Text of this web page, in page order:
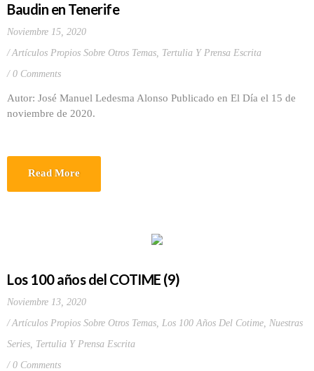
Baudin en Tenerife
Noviembre 15, 2020
Artículos Propios Sobre Otros Temas, Tertulia Y Prensa Escrita
0 Comments
Autor: José Manuel Ledesma Alonso Publicado en El Día el 15 de
noviembre de 2020.
Read More
Los 100 años del COTIME (9)
Noviembre 13, 2020
Artículos Propios Sobre Otros Temas, Los 100 Años Del Cotime, Nuestras
Series, Tertulia Y Prensa Escrita
0 Comments